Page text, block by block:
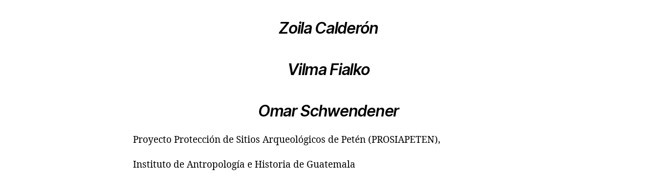
Zoila Calderón
Vilma Fialko
Omar Schwendener
Proyecto Protección de Sitios Arqueológicos de Petén (PROSIAPETEN),
Instituto de Antropología e Historia de Guatemala